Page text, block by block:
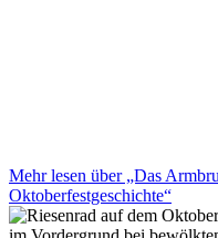
Mehr lesen über „Das
Oktoberfestgeschichte“